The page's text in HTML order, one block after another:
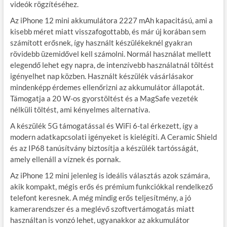
videók rögzítéséhez.
Az iPhone 12 mini akkumulátora 2227 mAh kapacitású, ami a
kisebb méret miatt visszafogottabb, és már új korában sem
számított erősnek, így használt készülékeknél gyakran
rövidebb üzemidővel kell számolni. Normál használat mellett
elegendő lehet egy napra, de intenzívebb használatnál töltést
igényelhet nap közben. Használt készülék vásárlásakor
mindenképp érdemes ellenőrizni az akkumulátor állapotát.
Támogatja a 20 W-os gyorstöltést és a MagSafe vezeték
nélküli töltést, ami kényelmes alternatíva.
A készülék 5G támogatással és WiFi 6-tal érkezett, így a
modern adatkapcsolati igényeket is kielégíti. A Ceramic Shield
és az IP68 tanúsítvány biztosítja a készülék tartósságát,
amely ellenáll a víznek és pornak.
Az iPhone 12 mini jelenleg is ideális választás azok számára,
akik kompakt, mégis erős és prémium funkciókkal rendelkező
telefont keresnek. A még mindig erős teljesítmény, a jó
kamerarendszer és a meglévő szoftvertámogatás miatt
használtan is vonzó lehet, ugyanakkor az akkumulátor